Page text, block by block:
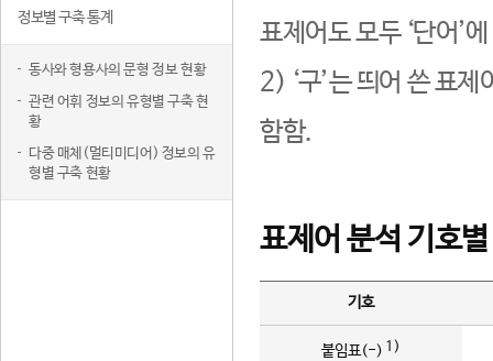
정보별 구축 통계
동사와 형용사의 문형 정보 현황
관련 어휘 정보의 유형별 구축 현
황
다중 매체(멀티미디어) 정보의 유
형별 구축 현황
표제어도 모두 ‘단어’
2) ‘구’는 띄어 쓴 표
함함.
표제어 분석 기호
기호
붙임표(-) 1)